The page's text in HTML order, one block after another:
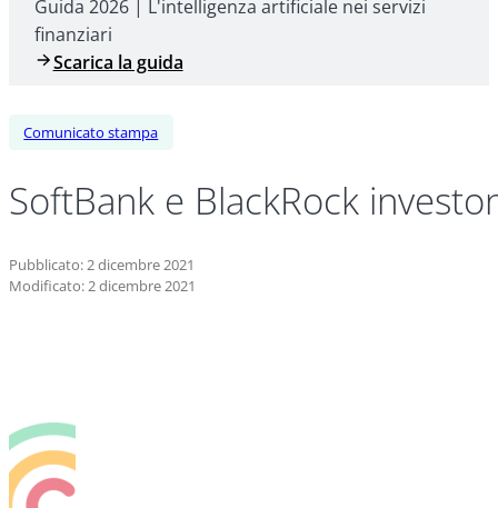
Guida 2026 | L'intelligenza artificiale nei servizi
finanziari
Scarica la guida
Comunicato stampa
SoftBank e BlackRock
Pubblicato: 2 dicembre 2021
Modificato: 2 dicembre 2021